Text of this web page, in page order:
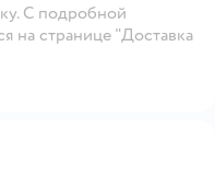
С подробной
на странице "Доставка